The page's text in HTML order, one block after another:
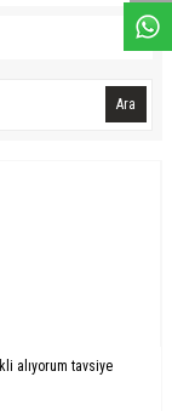
Ara
alıyorum tavsiye